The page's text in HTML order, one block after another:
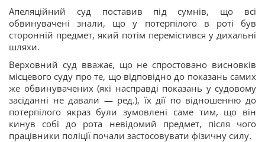
Апеляційний суд поставив під сумнів, що всі
обвинувачені знали, що у потерпілого в роті був
сторонній предмет, який потім перемістився у дихальні
шляхи.
Верховний суд вважає, що не спростовано висновків
місцевого суду про те, що відповідно до показань самих
же обвинувачених (які насправді показань у судовому
засіданні не давали — ред.), їх дії по відношенню до
потерпілого якраз були зумовлені саме тим, що він
кинув собі до рота невідомий предмет, після чого
працівники поліції почали застосовувати фізичну силу.